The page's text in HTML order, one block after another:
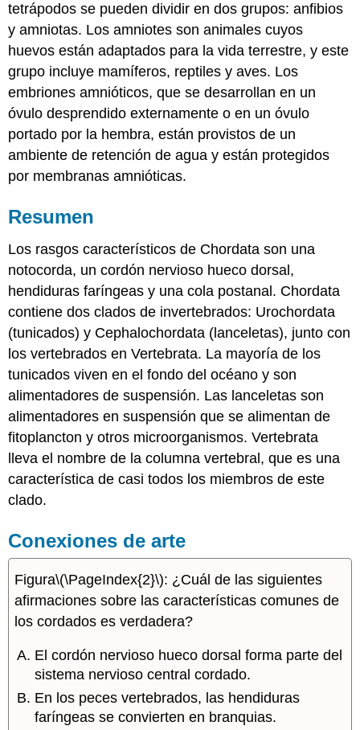
tetrápodos se pueden dividir en dos grupos: anfibios
y amniotas. Los amniotes son animales cuyos
huevos están adaptados para la vida terrestre, y este
grupo incluye mamíferos, reptiles y aves. Los
embriones amnióticos, que se desarrollan en un
óvulo desprendido externamente o en un óvulo
portado por la hembra, están provistos de un
ambiente de retención de agua y están protegidos
por membranas amnióticas.
Resumen
Los rasgos característicos de Chordata son una
notocorda, un cordón nervioso hueco dorsal,
hendiduras faríngeas y una cola postanal. Chordata
contiene dos clados de invertebrados: Urochordata
(tunicados) y Cephalochordata (lanceletas), junto con
los vertebrados en Vertebrata. La mayoría de los
tunicados viven en el fondo del océano y son
alimentadores de suspensión. Las lanceletas son
alimentadores en suspensión que se alimentan de
fitoplancton y otros microorganismos. Vertebrata
lleva el nombre de la columna vertebral, que es una
característica de casi todos los miembros de este
clado.
Conexiones de arte
Figura\(\PageIndex{2}\): ¿Cuál de las siguientes
afirmaciones sobre las características comunes de
los cordados es verdadera?
El cordón nervioso hueco dorsal forma parte del
sistema nervioso central cordado.
En los peces vertebrados, las hendiduras
faríngeas se convierten en branquias.